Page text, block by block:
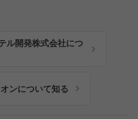
ル開発株式会社につ
ンについて知る